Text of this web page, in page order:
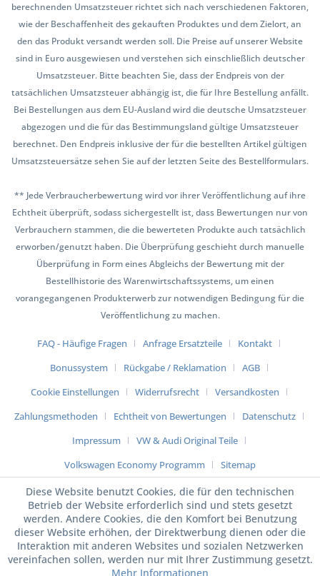
berechnenden Umsatzsteuer richtet sich nach verschiedenen Faktoren,
wie der Beschaffenheit des gekauften Produktes und dem Zielort, an
den das Produkt versandt werden soll. Die Preise auf unserer Website
sind in Euro ausgewiesen und verstehen sich einschließlich deutscher
Umsatzsteuer. Bitte beachten Sie, dass der Endpreis von der
tatsächlichen Umsatzsteuer abhängig ist, die für Ihre Bestellung anfällt.
Bei Bestellungen aus dem EU-Ausland wird die deutsche Umsatzsteuer
abgezogen und die für das Bestimmungsland gültige Umsatzsteuer
berechnet. Den Endpreis inklusive der für die bestellten Artikel gültigen
Umsatzsteuersätze sehen Sie auf der letzten Seite des Bestellformulars.
** Jede Verbraucherbewertung wird vor ihrer Veröffentlichung auf ihre
Echtheit überprüft, sodass sichergestellt ist, dass Bewertungen nur von
Verbrauchern stammen, die die bewerteten Produkte auch tatsächlich
erworben/genutzt haben. Die Überprüfung geschieht durch manuelle
Überprüfung in Form eines Abgleichs der Bewertung mit der
Bestellhistorie des Warenwirtschaftssystems, um einen
vorangegangenen Produkterwerb zur notwendigen Bedingung für die
Veröffentlichung zu machen.
FAQ - Häufige Fragen Anfrage Ersatzteile
Kontakt
Bonussystem
Rückgabe / Reklamation
AGB
Cookie Einstellungen
Widerrufsrecht
Versandkosten
Zahlungsmethoden
Echtheit von Bewertungen
Datenschutz
Impressum
VW & Audi Original Teile
Volkswagen Economy Programm
Sitemap
Diese Website benutzt Cookies, die für den technischen
Betrieb der Website erforderlich sind und stets gesetzt
werden. Andere Cookies, die den Komfort bei Benutzung
dieser Website erhöhen, der Direktwerbung dienen oder die
Interaktion mit anderen Websites und sozialen Netzwerken
vereinfachen sollen, werden nur mit Ihrer Zustimmung gesetzt.
Mehr Informationen